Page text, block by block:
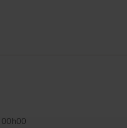
00h00